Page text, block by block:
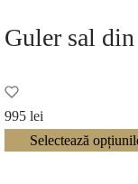
Guler sal
995 lei
Selectează